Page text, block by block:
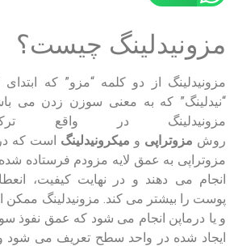
مزونیدلینگ چیست؟
مزونیدلینگ از دو کلمه “مزو” که
“نیدلینگ” که به معنی سوزن زدن می
مزونیدلینگ در واقع
روش مزوتراپی و میکرونیدلینگ است که
مزوتراپی به عمق لایه مزودم فرستاده شده
انجام می دهند و در نهایت کیفیت،
پوست را بیشتر می کند. مزونیدلینگ ممکن
و یا درماپن انجام می شود که عمق نفوذ
ایجاد شده در واحد سطح تعریف می شود